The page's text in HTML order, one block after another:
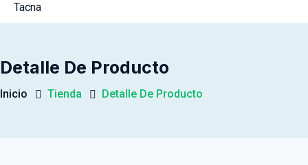
Tacna
Detalle De Producto
Inicio Tienda Detalle De Producto